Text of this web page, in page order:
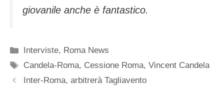
giovanile anche è fantastico.
Categorie
Interviste, Roma News
Tag
Candela-Roma, Cessione Roma,Vincent Candela
Inter-Roma, arbitrerà Tagliavento